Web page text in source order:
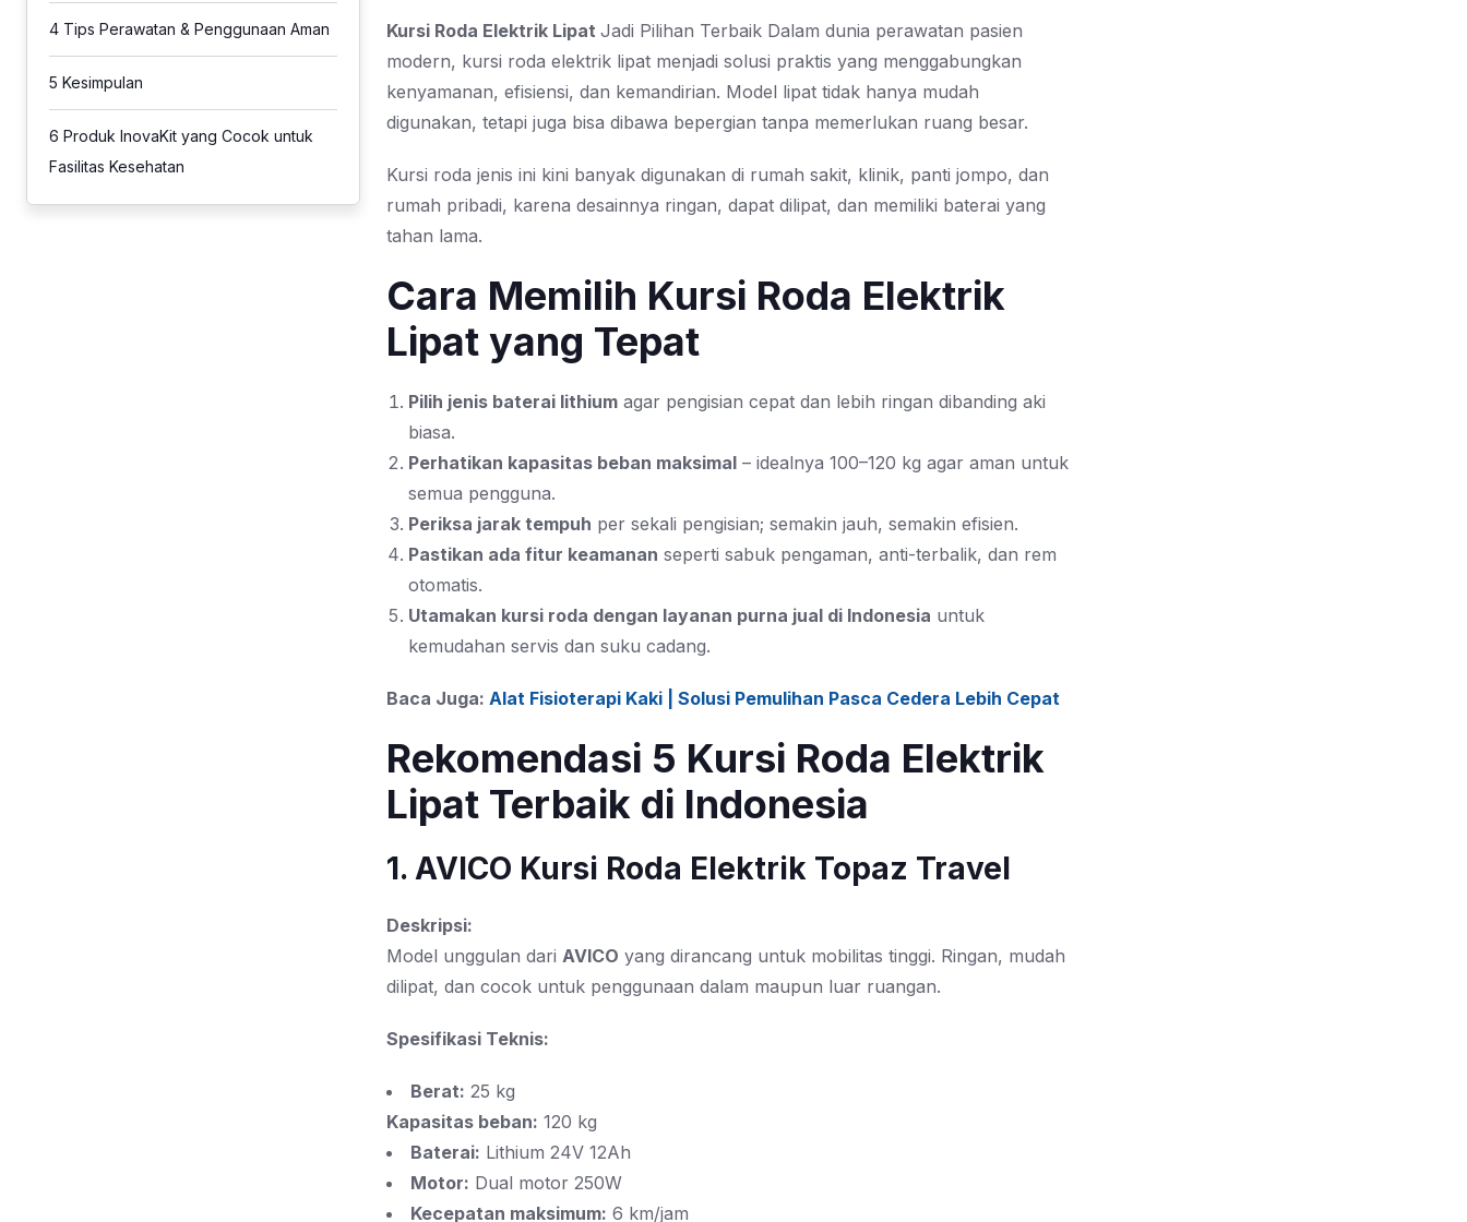
4 Tips Perawatan & Penggunaan Aman
5 Kesimpulan
6 Produk InovaKit yang Cocok untuk
Fasilitas Kesehatan
Kursi Roda Elektrik Lipat Jadi Pilihan Terbaik Dalam dunia perawatan pasien
modern, kursi roda elektrik lipat menjadi solusi praktis yang menggabungkan
kenyamanan, efisiensi, dan kemandirian. Model lipat tidak hanya mudah
digunakan, tetapi juga bisa dibawa bepergian tanpa memerlukan ruang besar.
Kursi roda jenis ini kini banyak digunakan di rumah sakit, klinik, panti jompo, dan
rumah pribadi, karena desainnya ringan, dapat dilipat, dan memiliki baterai yang
tahan lama.
Cara Memilih Kursi Roda Elektrik
Lipat yang Tepat
Pilih jenis baterai lithium agar pengisian cepat dan lebih ringan dibanding aki
biasa.
Perhatikan kapasitas beban maksimal – idealnya 100–120 kg agar aman untuk
semua pengguna.
Periksa jarak tempuh per sekali pengisian; semakin jauh, semakin efisien.
Pastikan ada fitur keamanan seperti sabuk pengaman, anti-terbalik, dan rem
otomatis.
Utamakan kursi roda dengan layanan purna jual di Indonesia untuk
kemudahan servis dan suku cadang.
Baca Juga: Alat Fisioterapi Kaki | Solusi Pemulihan Pasca Cedera Lebih Cepat
Rekomendasi 5 Kursi Roda Elektrik
Lipat Terbaik di Indonesia
1. AVICO Kursi Roda Elektrik Topaz Travel
Deskripsi:
Model unggulan dari AVICO yang dirancang untuk mobilitas tinggi. Ringan, mudah
dilipat, dan cocok untuk penggunaan dalam maupun luar ruangan.
Spesifikasi Teknis:
Berat: 25 kg
Kapasitas beban: 120 kg
Baterai: Lithium 24V 12Ah
Motor: Dual motor 250W
Kecepatan maksimum: 6 km/jam